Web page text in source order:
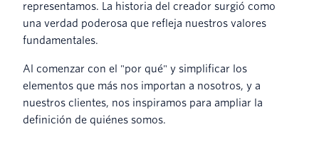
representamos. La historia del creador surgió como
una verdad poderosa que refleja nuestros valores
fundamentales.
Al comenzar con el "por qué" y simplificar los
elementos que más nos importan a nosotros, y a
nuestros clientes, nos inspiramos para ampliar la
definición de quiénes somos.